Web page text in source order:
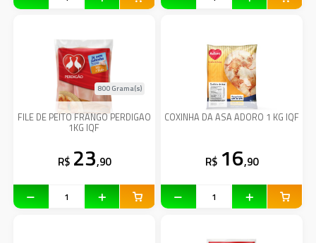
FILE DE PEITO FRANGO PERDIGAO
1KG IQF
800 Grama(s)
R$ 23,90
COXINHA DA ASA ADORO 1 KG IQF
R$ 16,90